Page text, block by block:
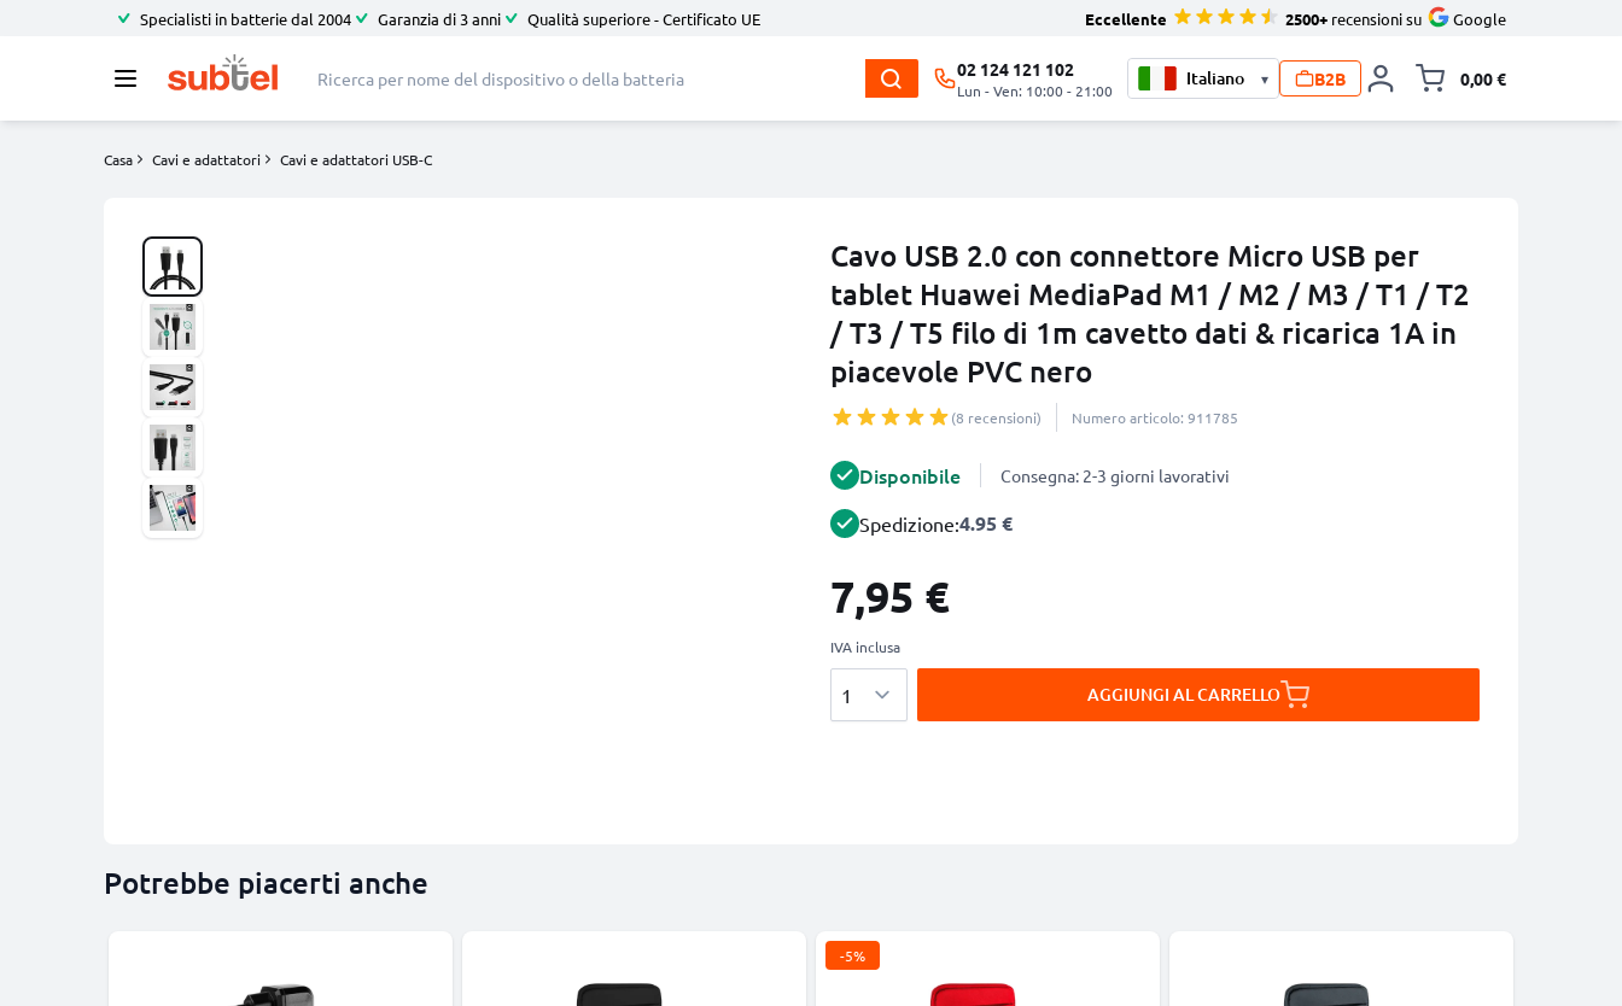
Specialisti in batterie dal 2004 Garanzia di 3 anni Qualità superiore - Certificato UE Eccellente 2500+ recensioni su Google
02 124 121 102
Lun - Ven: 10:00 - 21:00
▾ B2B 0,00 €
Casa Cavi e adattatori Cavi e adattatori USB-C
Cavo USB 2.0 con connettore Micro USB per
tablet Huawei MediaPad M1 / M2 / M3 / T1 / T2
/ T3 / T5 filo di 1m cavetto dati & ricarica 1A in
piacevole PVC nero
(8 recensioni) Numero articolo: 911785
Disponibile Consegna: 2-3 giorni lavorativi
Spedizione:4.95 €
7,95 €
IVA inclusa
AGGIUNGI AL CARRELLO
Potrebbe piacerti anche
-5%